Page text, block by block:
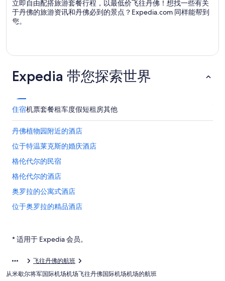
立即自由配搭旅游套餐行程，以最低价飞往丹佛！想找一些有关
于丹佛的旅游资讯和丹佛必到的景点？Expedia.com 同样能帮到
您。
Expedia 带您探索世界
住宿机票套餐租车度假短租房其他
丹佛植物园附近的酒店
位于特温莱克斯的婚庆酒店
格伦代尔的民宿
格伦代尔的酒店
奥罗拉的公寓式酒店
位于奥罗拉的精品酒店
位于奥罗拉的豪华酒店
奥罗拉的酒店
* 适用于 Expedia 会员。
飞往丹佛的航班
从米歇尔将军国际机场机场飞往丹佛国际机场机场的航班